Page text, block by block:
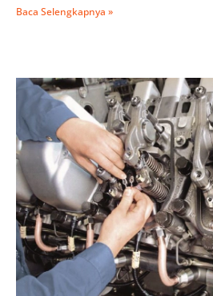
Baca Selengkapnya »